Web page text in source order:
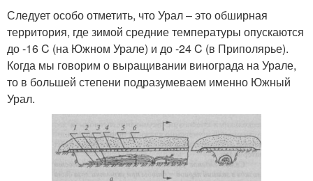
Следует особо отметить, что Урал – это обширная
территория, где зимой средние температуры опускаются
до -16 C (на Южном Урале) и до -24 C (в Приполярье).
Когда мы говорим о выращивании винограда на Урале,
то в большей степени подразумеваем именно Южный
Урал.